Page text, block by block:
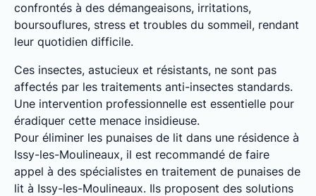
confrontés à des démangeaisons, irritations,
boursouflures, stress et troubles du sommeil, rendant
leur quotidien difficile.
Ces insectes, astucieux et résistants, ne sont pas
affectés par les traitements anti-insectes standards.
Une intervention professionnelle est essentielle pour
éradiquer cette menace insidieuse.
Pour éliminer les punaises de lit dans une résidence à
Issy-les-Moulineaux, il est recommandé de faire
appel à des spécialistes en traitement de punaises de
lit à Issy-les-Moulineaux. Ils proposent des solutions